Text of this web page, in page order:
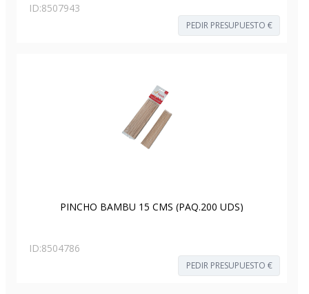
ID:8507943
PEDIR PRESUPUESTO €
PINCHO BAMBU 15 CMS (PAQ.200 UDS)
ID:8504786
PEDIR PRESUPUESTO €